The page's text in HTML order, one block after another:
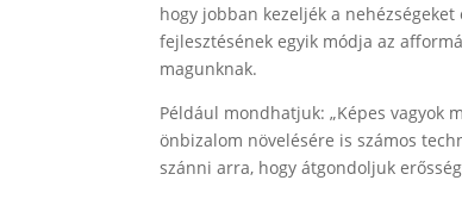
hogy jobban kezeljék a
fejlesztésének egyik módja az
magunknak.
Például mondhatjuk: „Képes vagyok
önbizalom növelésére is számos
szánni arra, hogy átgondoljuk